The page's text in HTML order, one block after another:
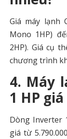
Giá máy lạnh
Mono 1HP)
2HP). Giá cụ
chương trình
4. Máy
1 HP
Dòng Inverter
giá từ